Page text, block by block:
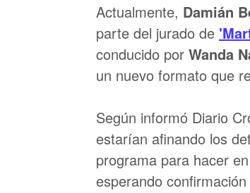
Actualmente, Damián
parte del jurado de
conducido por Wanda
un nuevo formato que
Según informó Diario
estarían afinando los
programa para hacer
esperando